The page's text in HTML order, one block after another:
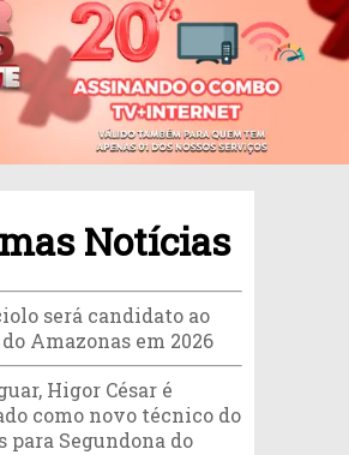
Notícias
será candidato ao
Amazonas em 2026
Higor César é
como novo técnico do
para Segundona do